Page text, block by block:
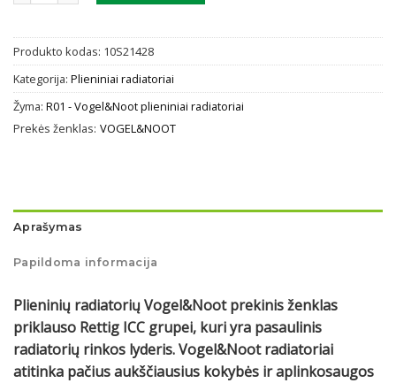
Produkto kodas: 10S21428
Kategorija: Plieniniai radiatoriai
Žyma: R01 - Vogel&Noot plieniniai radiatoriai
Prekės ženklas: VOGEL&NOOT
Aprašymas
Papildoma informacija
Plieninių radiatorių Vogel&Noot prekinis ženklas
priklauso Rettig ICC grupei, kuri yra pasaulinis
radiatorių rinkos lyderis. Vogel&Noot radiatoriai
atitinka pačius aukščiausius kokybės ir aplinkosaugos